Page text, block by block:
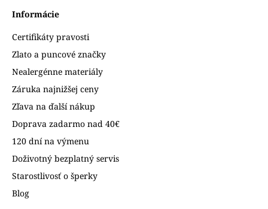
Informácie
Certifikáty pravosti
Zlato a puncové značky
Nealergénne materiály
Záruka najnižšej ceny
Zľava na ďalší nákup
Doprava zadarmo nad 40€
120 dní na výmenu
Doživotný bezplatný servis
Starostlivosť o šperky
Blog